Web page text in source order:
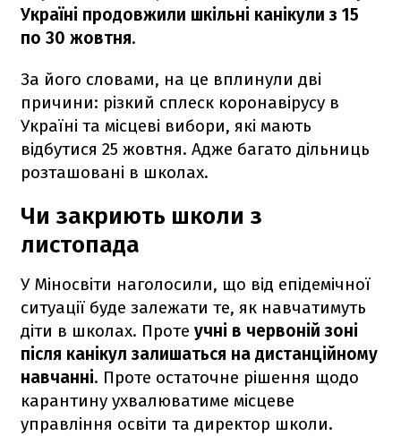
Україні продовжили шкільні канікули з 15
по 30 жовтня.
За його словами, на це вплинули дві
причини: різкий сплеск коронавірусу в
Україні та місцеві вибори, які мають
відбутися 25 жовтня. Адже багато дільниць
розташовані в школах.
Чи закриють школи з
листопада
У Міносвіти наголосили, що від епідемічної
ситуації буде залежати те, як навчатимуть
діти в школах. Проте учні в червоній зоні
після канікул залишаться на дистанційному
навчанні. Проте остаточне рішення щодо
карантину ухвалюватиме місцеве
управління освіти та директор школи.